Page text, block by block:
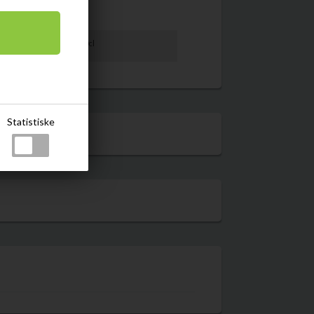
Statistiske
70cl